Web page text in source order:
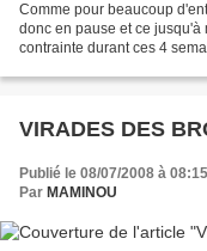
Comme pour beaucoup
donc en pause et ce jusqu'à
contrainte durant ces 4
VIRADES DES
Publié le 08/07/2008 à 08:15
Par MAMINOU